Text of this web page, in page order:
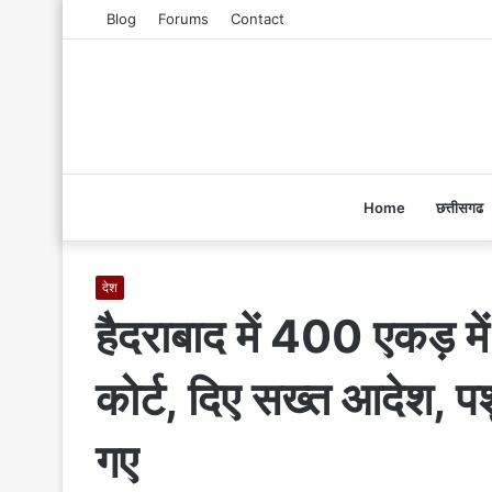
Blog Forums Contact
Home छत्तीसगढ
देश
हैदराबाद में 400 एकड़
कोर्ट, दिए सख्त आदेश,
गए